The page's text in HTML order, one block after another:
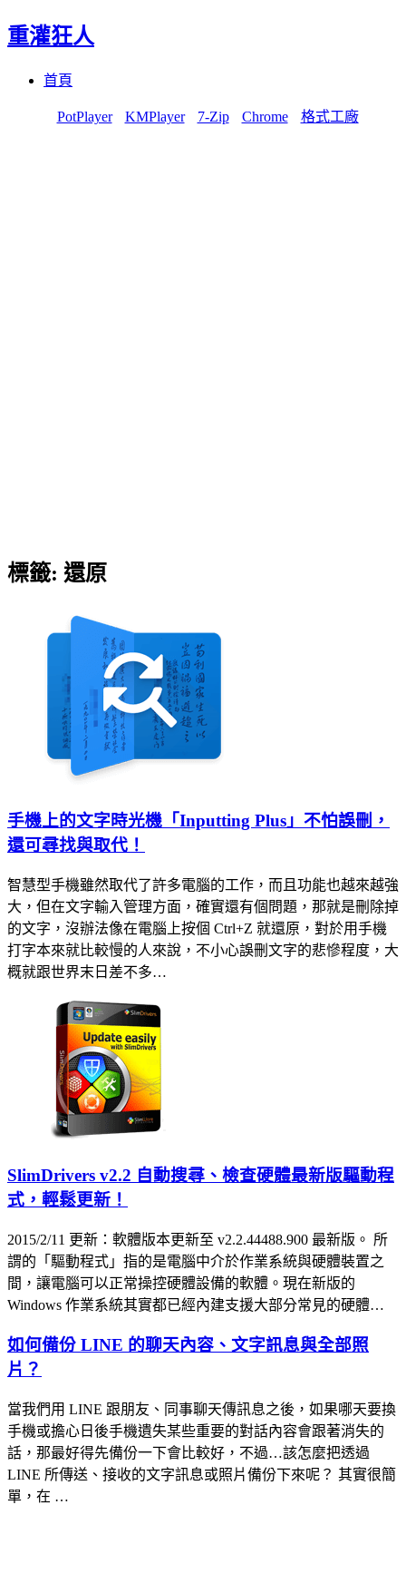
重灌狂人
首頁
PotPlayer KMPlayer 7-Zip Chrome 格式工廠
標籤: 還原
手機上的文字時光機「Inputting Plus」不怕誤刪，
還可尋找與取代！
智慧型手機雖然取代了許多電腦的工作，而且功能也越來越強
大，但在文字輸入管理方面，確實還有個問題，那就是刪除掉
的文字，沒辦法像在電腦上按個 Ctrl+Z 就還原，對於用手機
打字本來就比較慢的人來說，不小心誤刪文字的悲慘程度，大
概就跟世界末日差不多…
SlimDrivers v2.2 自動搜尋、檢查硬體最新版驅動程
式，輕鬆更新！
2015/2/11 更新：軟體版本更新至 v2.2.44488.900 最新版。 所
謂的「驅動程式」指的是電腦中介於作業系統與硬體裝置之
間，讓電腦可以正常操控硬體設備的軟體。現在新版的
Windows 作業系統其實都已經內建支援大部分常見的硬體…
如何備份 LINE 的聊天內容、文字訊息與全部照
片？
當我們用 LINE 跟朋友、同事聊天傳訊息之後，如果哪天要換
手機或擔心日後手機遺失某些重要的對話內容會跟著消失的
話，那最好得先備份一下會比較好，不過…該怎麼把透過
LINE 所傳送、接收的文字訊息或照片備份下來呢？ 其實很簡
單，在 …